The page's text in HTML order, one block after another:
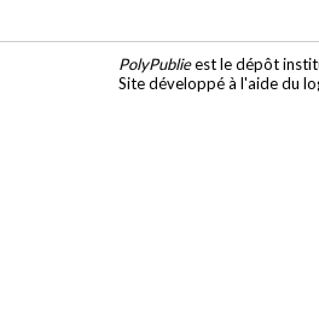
PolyPublieest le dépôt
Site développé à l'aide du